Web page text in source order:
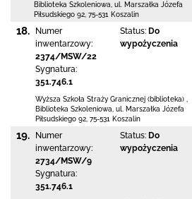
Biblioteka Szkoleniowa, ul. Marszałka Józefa
Piłsudskiego 92 75-531 Koszalin
18.
Numer
inwentarzowy:
2374/MSW/22
Sygnatura:
351.746.1
Status: Do
wypożyczenia
Wyższa Szkoła Straży Granicznej (biblioteka)
Biblioteka Szkoleniowa, ul. Marszałka Józefa
Piłsudskiego 92 75-531 Koszalin
19.
Numer
inwentarzowy:
2734/MSW/9
Sygnatura:
351.746.1
Status: Do
wypożyczenia